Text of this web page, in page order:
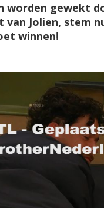
worden gewekt
van Jolien, stem
winnen!